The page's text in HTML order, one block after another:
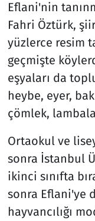
Eflani'nin
Fahri Öztürk,
yüzlerce resim
geçmişte
eşyaları da
heybe, eyer,
çömlek,
Ortaokul ve
sonra İstanbul
ikinci sınıfta
sonra Eflani'ye
hayvancılığı
Spor
Teknoloji ve
Televizyon